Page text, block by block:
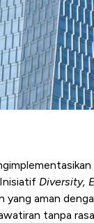
Diversity,
yang aman
tanpa